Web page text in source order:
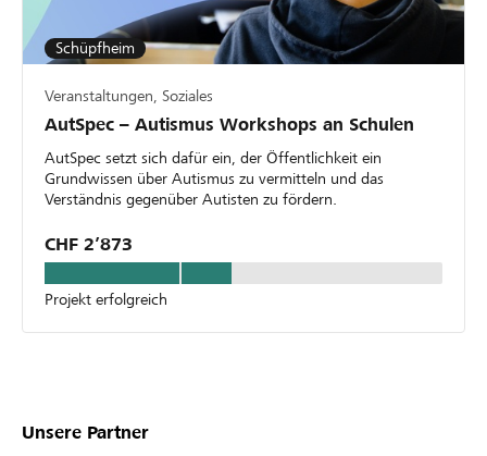
Schüpfheim
Veranstaltungen, Soziales
AutSpec – Autismus Workshops an Schulen
AutSpec setzt sich dafür ein, der Öffentlichkeit ein
Grundwissen über Autismus zu vermitteln und das
Verständnis gegenüber Autisten zu fördern.
CHF 2’873
Projekt erfolgreich
Unsere Partner